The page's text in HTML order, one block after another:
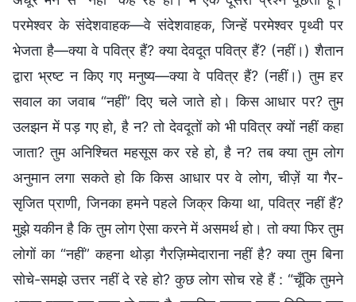
परमेश्वर के संदेशवाहक—वे संदेशवाहक, जिन्हें परमेश्वर पृथ्वी पर
भेजता है—क्या वे पवित्र हैं? क्या देवदूत पवित्र हैं? (नहीं।) शैतान
द्वारा भ्रष्ट न किए गए मनुष्य—क्या वे पवित्र हैं? (नहीं।) तुम हर
सवाल का जवाब “नहीं” दिए चले जाते हो। किस आधार पर? तुम
उलझन में पड़ गए हो, है न? तो देवदूतों को भी पवित्र क्यों नहीं कहा
जाता? तुम अनिश्चित महसूस कर रहे हो, है न? तब क्या तुम लोग
अनुमान लगा सकते हो कि किस आधार पर वे लोग, चीज़ें या गैर-
सृजित प्राणी, जिनका हमने पहले जिक्र किया था, पवित्र नहीं हैं?
मुझे यकीन है कि तुम लोग ऐसा करने में असमर्थ हो। तो क्या फिर तुम
लोगों का “नहीं” कहना थोड़ा गैरज़िम्मेदाराना नहीं है? क्या तुम बिना
सोचे-समझे उत्तर नहीं दे रहे हो? कुछ लोग सोच रहे हैं : “चूँकि तुमने